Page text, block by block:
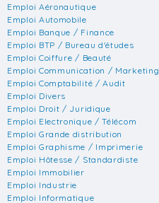
Emploi Aéronautique
Emploi Automobile
Emploi Banque / Finance
Emploi BTP / Bureau d'études
Emploi Coiffure / Beauté
Emploi Communication / Marketing
Emploi Comptabilité / Audit
Emploi Divers
Emploi Droit / Juridique
Emploi Electronique / Télécom
Emploi Grande distribution
Emploi Graphisme / Imprimerie
Emploi Hôtesse / Standardiste
Emploi Immobilier
Emploi Industrie
Emploi Informatique